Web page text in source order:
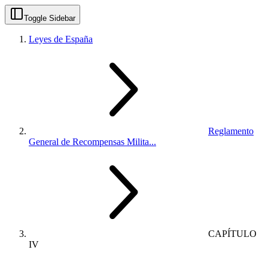
Toggle Sidebar
Leyes de España
Reglamento
General de Recompensas Milita...
CAPÍTULO
IV